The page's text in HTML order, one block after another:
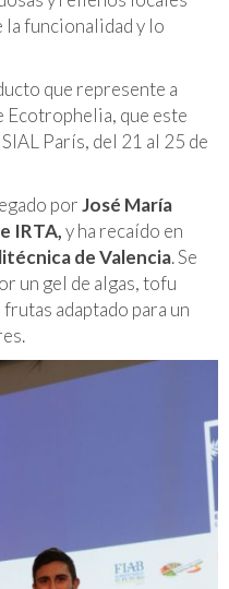
funcionalidad y lo
que represente a
Ecotrophelia, que este
París, del 21 al 25 de
porJosé María
IRTA,y ha recaído en
de Valencia. Se
un gel de algas, tofu
adaptado para un